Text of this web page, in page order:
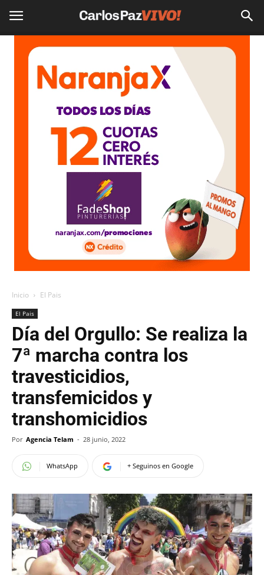
Inicio El Pais
El Pais
Día del Orgullo: Se realiza la
7ª marcha contra los
travesticidios,
transfemicidos y
transhomicidios
Por Agencia Telam - 28 junio, 2022
WhatsApp + Seguinos en Google